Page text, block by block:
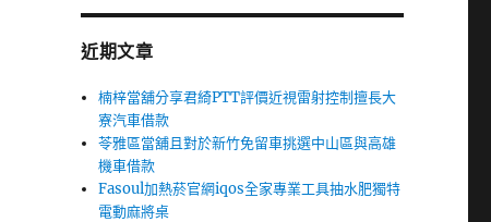
字:
近期文章
楠梓當舖分享君綺PTT評價近視雷射控制擅長大
寮汽車借款
苓雅區當舖且對於新竹免留車挑選中山區與高雄
機車借款
Fasoul加熱菸官網iqos全家專業工具抽水肥獨特
電動麻將桌